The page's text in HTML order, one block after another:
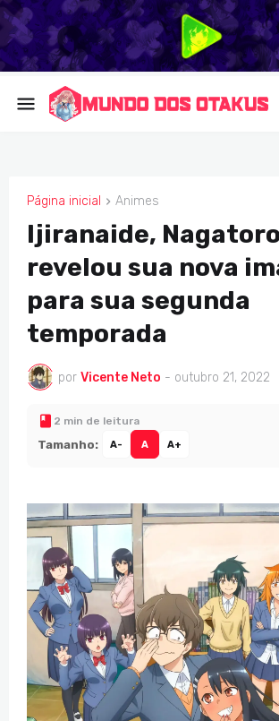
Página inicial Animes
ANIMES
Ijiranaide,
revelou sua nova
para sua segunda
temporada
por Vicente Neto - outubro 21, 2022
2 min de leitura
Tamanho: A- A A+